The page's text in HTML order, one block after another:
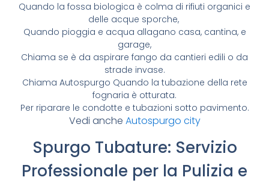
Quando la fossa biologica è colma di rifiuti organici e
delle acque sporche,
Quando pioggia e acqua allagano casa, cantina, e
garage,
Chiama se è da aspirare fango da cantieri edili o da
strade invase.
Chiama Autospurgo Quando la tubazione della rete
fognaria è otturata.
Per riparare le condotte e tubazioni sotto pavimento.
Vedi anche Autospurgo city
Spurgo Tubature: Servizio
Professionale per la Pulizia e